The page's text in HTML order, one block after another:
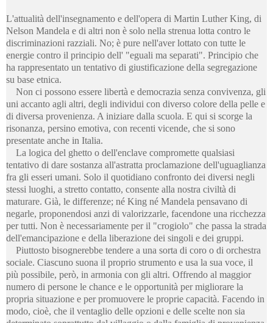
L'attualità dell'insegnamento e dell'opera di Martin Luther King, di
Nelson Mandela e di altri non è solo nella strenua lotta contro le
discriminazioni razziali. No; è pure nell'aver lottato con tutte le
energie contro il principio dell' "eguali ma separati". Principio che
ha rappresentato un tentativo di giustificazione della segregazione
su base etnica.
Non ci possono essere libertà e democrazia senza convivenza, gli
uni accanto agli altri, degli individui con diverso colore della pelle e
di diversa provenienza. A iniziare dalla scuola. E qui si scorge la
risonanza, persino emotiva, con recenti vicende, che si sono
presentate anche in Italia.
La logica del ghetto o dell'enclave compromette qualsiasi
tentativo di dare sostanza all'astratta proclamazione dell'uguaglianza
fra gli esseri umani. Solo il quotidiano confronto dei diversi negli
stessi luoghi, a stretto contatto, consente alla nostra civiltà di
maturare. Già, le differenze; né King né Mandela pensavano di
negarle, proponendosi anzi di valorizzarle, facendone una ricchezza
per tutti. Non è necessariamente per il "crogiolo" che passa la strada
dell'emancipazione e della liberazione dei singoli e dei gruppi.
Piuttosto bisognerebbe tendere a una sorta di coro o di orchestra
sociale. Ciascuno suona il proprio strumento e usa la sua voce, il
più possibile, però, in armonia con gli altri. Offrendo al maggior
numero di persone le chance e le opportunità per migliorare la
propria situazione e per promuovere le proprie capacità. Facendo in
modo, cioè, che il ventaglio delle opzioni e delle scelte non sia